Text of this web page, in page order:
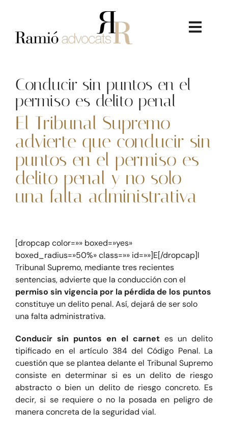
content
La Firma
Serveis Jurídics
Dret Immobiliari
Blog
Contacte
Conducir sin puntos en el
permiso es delito penal
El Tribunal Supremo
advierte que conducir sin
puntos en el permiso es
delito penal y no solo
una falta administrativa
[dropcap color=»» boxed=»yes»
boxed_radius=»50%» class=»» id=»»]E[/dropcap]l
Tribunal Supremo, mediante tres recientes
sentencias, advierte que la conducción con el
permiso sin vigencia por la pérdida de los puntos
constituye un delito penal. Así, dejará de ser solo
una falta administrativa.
Conducir sin puntos en el carnet es un delito
tipificado en el artículo 384 del Código Penal. La
cuestión que se plantea delante el Tribunal Supremo
consiste en determinar si es un delito de riesgo
abstracto o bien un delito de riesgo concreto. Es
decir, si se requiere o no la posada en peligro de
manera concreta de la seguridad vial.